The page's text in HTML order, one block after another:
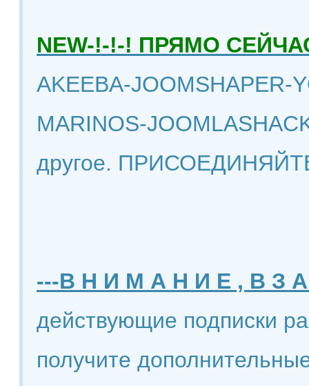
NEW-!-!-! ПРЯМО
AKEEBA-JOOMSHAPER-
MARINOS-
другое.
---В Н И М А Н И Е , В З
действующие подписки
получите